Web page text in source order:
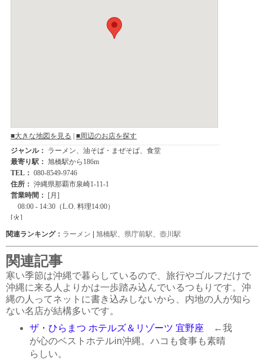
関連ランキング： ラーメン | 旭橋駅 県庁前駅 壺川駅
関連記事
寒い季節は沖縄で暮らしているので、旅行やゴルフだけで
沖縄に来る人よりかは一歩踏み込んでいるつもりです。沖
縄の人ってネットに書き込みしないから、内地の人が知ら
ない名店が結構多いです。
ザ・ひらまつ ホテルズ＆リゾーツ 宜野座 ←我
が心のベストホテルin沖縄。ハコも食事も素晴
らしい。